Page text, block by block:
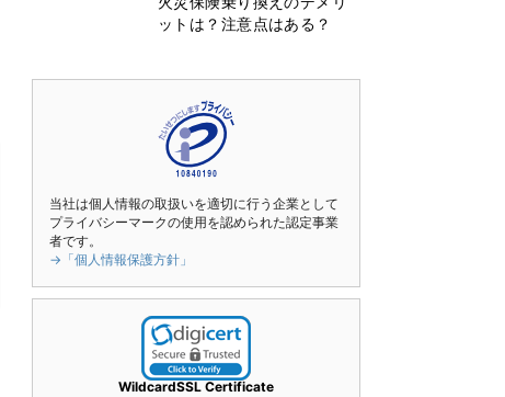
ットは？注意点はある？
当社は個人情報の取扱いを適切に行う企業として
プライバシーマークの使用を認められた認定事業
者です。
→「個人情報保護方針」
WildcardSSL Certificate